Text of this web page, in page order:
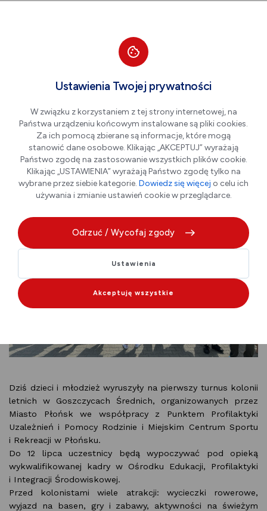
Pierwszy turnus kolonii w
Goszczycach rozpoczęty!
06.07.2026 r.
Dziś dzieci i młodzież wyruszyły na pierwszy turnus kolonii
letnich w Goszczycach Średnich, organizowanych przez
Miasto Płońsk we współpracy z Punktem Profilaktyki
Uzależnień i Pomocy Rodzinie i Miejskim Centrum Sportu
i Rekreacji w Płońsku.
Do 12 lipca uczestnicy będą wypoczywać pod opieką
wykwalifikowanej kadry w Ośrodku Edukacji, Profilaktyki
i Integracji Środowiskowej.
Przed kolonistami wiele atrakcji: wycieczki rowerowe,
wyjazd na basen, gry i zabawy, aktywności na świeżym
Ustawienia Twojej prywatności
W związku z korzystaniem z tej strony internetowej, na
Państwa urządzeniu końcowym instalowane są pliki cookies.
Za ich pomocą zbierane są informacje, które mogą
stanowić dane osobowe. Klikając „AKCEPTUJ” wyrażają
Państwo zgodę na zastosowanie wszystkich plików cookie.
Klikając „USTAWIENIA” wyrażają Państwo zgodę tylko na
wybrane przez siebie kategorie. Dowiedz się więcej o celu ich
używania i zmianie ustawień cookie w przeglądarce.
Odrzuć / Wycofaj zgody
Ustawienia
Akceptuję wszystkie